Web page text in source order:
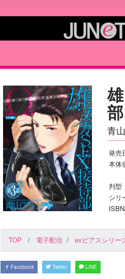
青
発売
本体
判型
シリ
TOP 電子配信 exピアスシリー
Facebook Twitter LINE